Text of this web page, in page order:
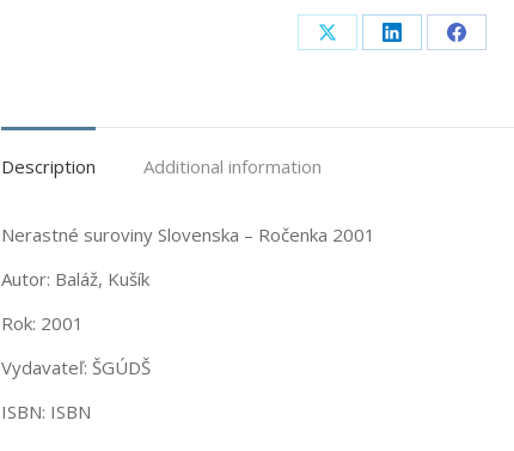
Share
X
Share
LinkedIn
Share
Description Additional information
Nerastné suroviny Slovenska – Ročenka 2001
Autor: Baláž, Kušík
Rok: 2001
Vydavateľ: ŠGÚDŠ
ISBN: ISBN